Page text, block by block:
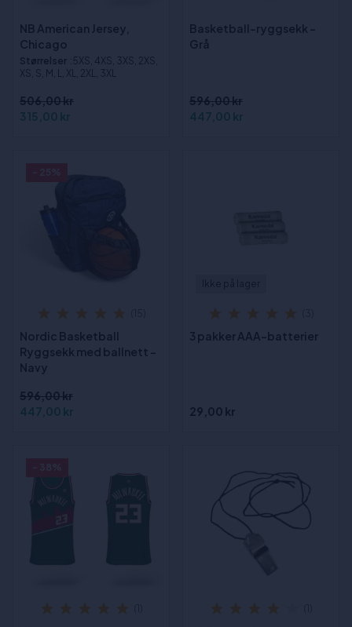
NB American Jersey,
Chicago
Størrelser :5XS, 4XS, 3XS, 2XS,
XS, S, M, L, XL, 2XL, 3XL
506,00 kr
315,00 kr
Basketball-ryggsekk -
Grå
596,00 kr
447,00 kr
Nordic Basketball
Ryggsekk med ballnett -
Navy
596,00 kr
447,00 kr
3 pakker AAA-batterier
29,00 kr